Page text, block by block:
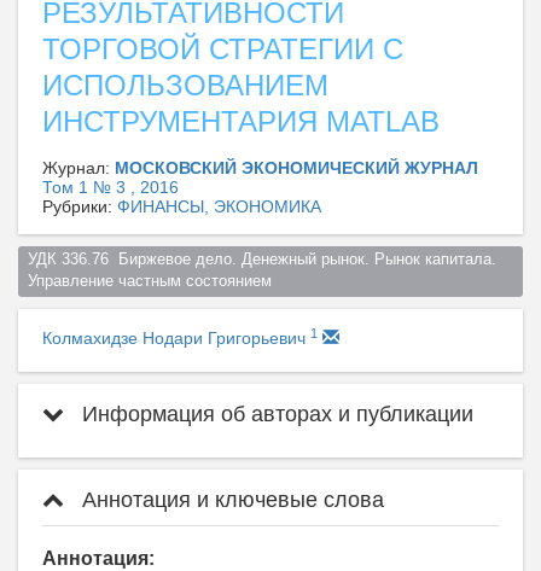
РЕЗУЛЬТАТИВНОСТИ
ТОРГОВОЙ СТРАТЕГИИ С
ИСПОЛЬЗОВАНИЕМ
ИНСТРУМЕНТАРИЯ MATLAB
Журнал: МОСКОВСКИЙ ЭКОНОМИЧЕСКИЙ ЖУРНАЛ
Том 1 № 3 , 2016
Рубрики: ФИНАНСЫ, ЭКОНОМИКА
УДК 336.76  Биржевое дело. Денежный рынок. Рынок капитала.
Управление частным состоянием
Колмахидзе Нодари Григорьевич 1
Информация об авторах и публикации
Аннотация и ключевые слова
Аннотация: